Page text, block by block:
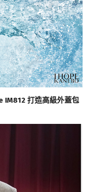
打造高級外蓋包